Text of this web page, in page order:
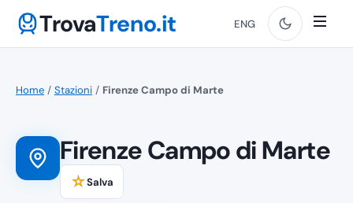
TrovaTreno.it ENG
Home / Stazioni / Firenze Campo di Marte
Firenze Campo di Marte
☆Salva